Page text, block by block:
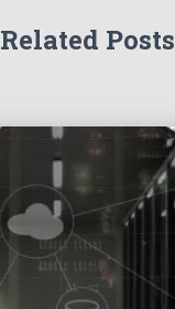
Related Posts